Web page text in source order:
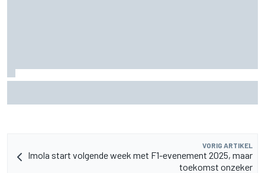
VORIG ARTIKEL
Imola start volgende week met F1-evenement 2025, maar
toekomst onzeker